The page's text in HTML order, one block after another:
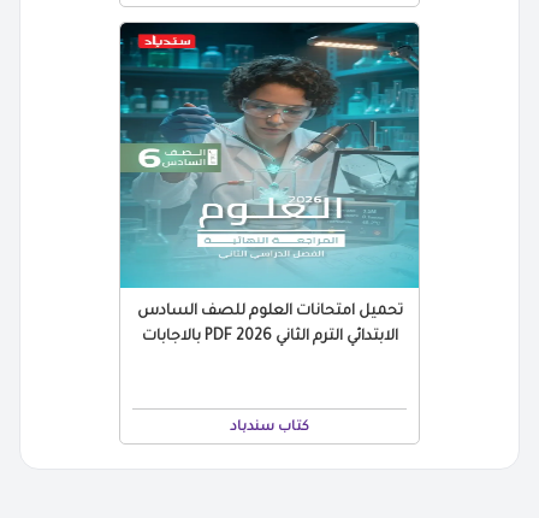
تحميل امتحانات العلوم للصف السادس
الابتدائي الترم الثاني 2026 PDF بالاجابات
كتاب سندباد